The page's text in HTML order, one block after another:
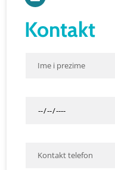
Kontakt